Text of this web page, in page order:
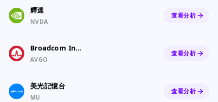
輝達
NVDA
查看分析
Broadcom Inc. Common Stock
AVGO
查看分析
美光記憶台
MU
查看分析